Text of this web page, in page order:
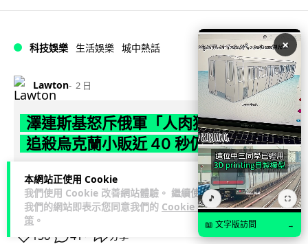
本網站正使用 Cookie
我們使用 Cookie 改善網站體驗。 繼續使用
我們的網站即表示您同意我們的 Cookie 政
策 。
科技娛樂 生活娛樂 城中熱話
Lawton 2 日
澤連斯基怒斥俄軍「人肉狩獵」 無人機
追殺烏克蘭小販近 40 秒仍被炸傷
烏克蘭克爾松一名 52 歲小販被俄軍無人機追擊近 40 秒後被炸
傷，影片由烏克蘭總統澤連斯基公開。他直斥俄軍對平民進行
「狩獵式」攻擊，烏克蘭... 閱讀全文
138 41 ↗ 分享
×
🎵 ⛶
📖 文字版訪問 →